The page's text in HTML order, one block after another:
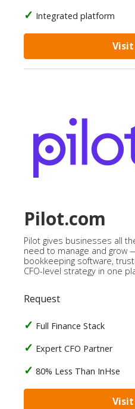
Integrated platform
Pilot.com
Pilot gives businesses all
need to manage and grow
bookkeeping software,
CFO-level strategy in one
Request
Full Finance Stack
Expert CFO Partner
80% Less Than InHse